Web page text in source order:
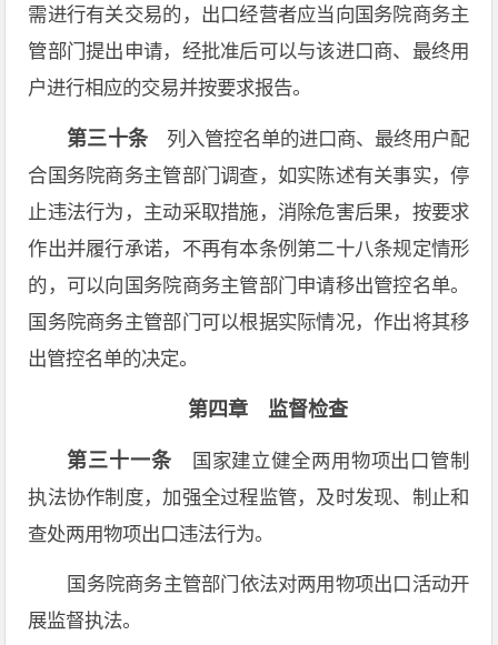
需进行有关交易的，出口经营者应当向国务院商务主
管部门提出申请，经批准后可以与该进口商、最终用
户进行相应的交易并按要求报告。
第三十条列入管控名单的进口商、最终用户配
合国务院商务主管部门调查，如实陈述有关事实，停
止违法行为，主动采取措施，消除危害后果，按要求
作出并履行承诺，不再有本条例第二十八条规定情形
的，可以向国务院商务主管部门申请移出管控名单。
国务院商务主管部门可以根据实际情况，作出将其移
出管控名单的决定。
第四章 监督检查
第三十一条 国家建立健全两用物项出口管制
执法协作制度，加强全过程监管，及时发现、制止和
查处两用物项出口违法行为。
国务院商务主管部门依法对两用物项出口活动开
展监督执法。